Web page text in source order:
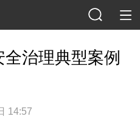
治理典型案例
14:57